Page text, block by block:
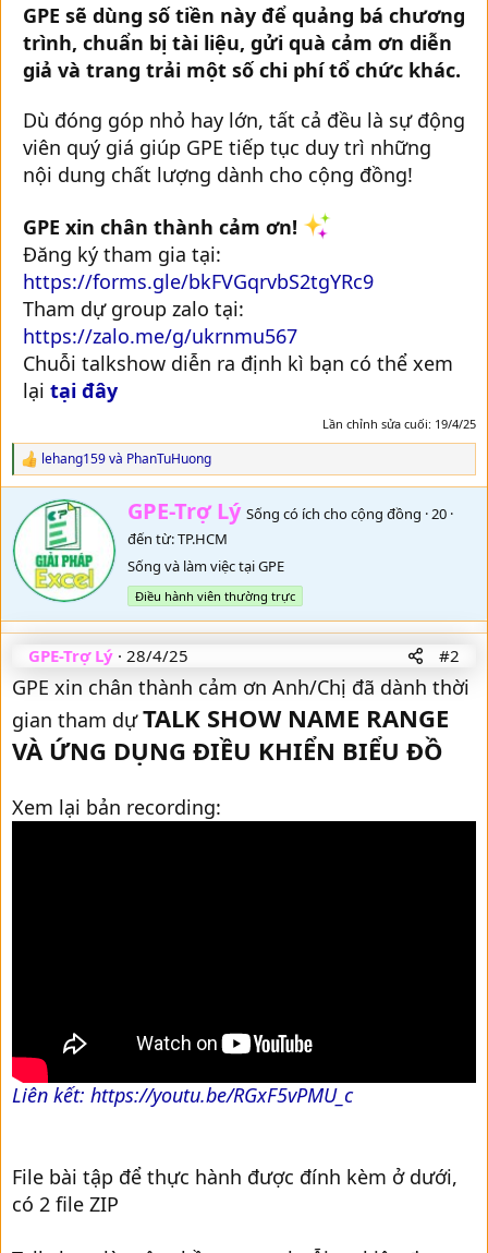
GPE sẽ dùng số tiền này để quảng bá chương
trình, chuẩn bị tài liệu, gửi quà cảm ơn diễn
giả và trang trải một số chi phí tổ chức khác.
Dù đóng góp nhỏ hay lớn, tất cả đều là sự động
viên quý giá giúp GPE tiếp tục duy trì những
nội dung chất lượng dành cho cộng đồng!
GPE xin chân thành cảm ơn!
Đăng ký tham gia tại:
https://forms.gle/bkFVGqrvbS2tgYRc9
Tham dự group zalo tại:
https://zalo.me/g/ukrnmu567
Chuỗi talkshow diễn ra định kì bạn có thể xem
lại tại đây
Lần chỉnh sửa cuối: 19/4/25
R
e
c
t
o
n
:
lehang159và PhanTuHuong
W
r
i
t
t
e
n
y
GPE-Trợ Lý Sống có ích cho cộng đồng ·20 ·
đến từ:TP.HCM
Sống và làm việc tại GPE
Điều hành viên thường trực
GPE-Trợ Lý 28/4/25 #2
GPE xin chân thành cảm ơn Anh/Chị đã dành thời
gian tham dựTALK SHOW NAME RANGE
VÀ ỨNG DỤNG ĐIỀU KHIỂN BIỂU ĐỒ
Xem lại bản recording:
Liên kết: https://youtu.be/RGxF5vPMU_c
File bài tập để thực hành được đính kèm ở dưới,
có 2 file ZIP